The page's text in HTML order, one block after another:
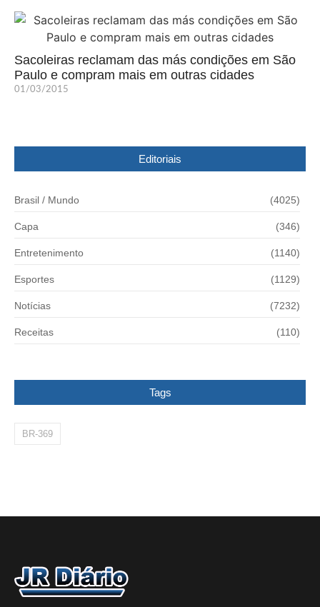
Sacoleiras reclamam das más condições em São
Paulo e compram mais em outras cidades
01/03/2015
Editoriais
Brasil / Mundo (4025)
Capa (346)
Entretenimento (1140)
Esportes (1129)
Notícias (7232)
Receitas (110)
Tags
BR-369